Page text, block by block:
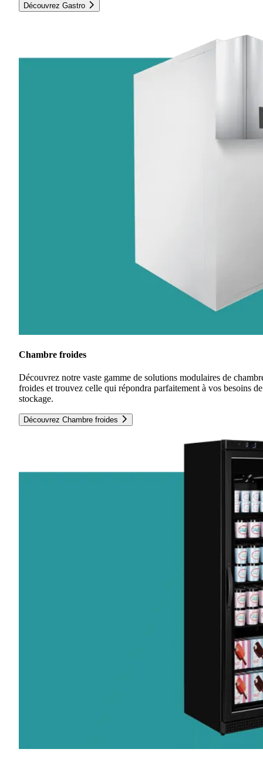
Découvrez Gastro
Chambre froides
Découvrez notre vaste gamme de solutions modulaires de
froides et trouvez celle qui répondra parfaitement à vos besoins de
stockage.
Découvrez Chambre froides